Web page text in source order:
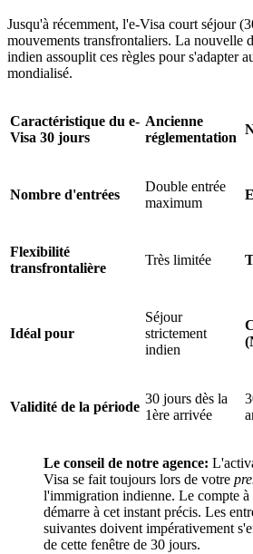
Jusqu'à récemment, l'e-Visa court séjour
mouvements transfrontaliers. La nouvelle
indien assouplit ces règles pour s'adapter
mondialisé.
Caractéristique du e-
Visa 30 jours
Ancienne
réglementation
Nombre d'entrées
Double entrée
maximum
Flexibilité
transfrontalière
Très limitée
Idéal pour
Séjour
strictement
indien
Validité de la période
30 jours dès la
1ère arrivée
Le conseil de notre agence:
Visa se fait toujours lors de votre
l'immigration indienne. Le compte à
démarre à cet instant précis. Les
suivantes doivent impérativement
de cette fenêtre de 30 jours.